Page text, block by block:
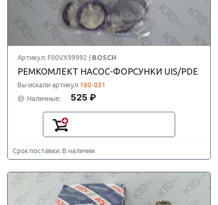
Артикул: F00VX99992 | BOSCH
РЕМКОМЛЕКТ НАСОС-ФОРСУНКИ UIS/PDE
Вы искали артикул 160-031
Наличные:
525 ₽
Срок поставки: В наличии